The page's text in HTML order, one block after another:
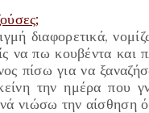
διαφορετικά,
να πω κουβέντα και
πίσω για να
την ημέρα που
νιώσω την αίσθηση